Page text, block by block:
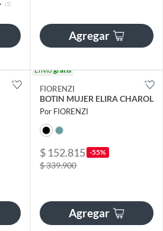
(1)
Agregar
Envíogratis
FIORENZI
BOTIN MUJER ELIRA CHAROL
Por FIORENZI
$ 152.815 -55%
$ 339.900
Agregar